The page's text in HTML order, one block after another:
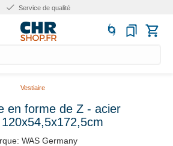
Service de qualité
Vestiaire
en forme de Z - acier
WAS Germany